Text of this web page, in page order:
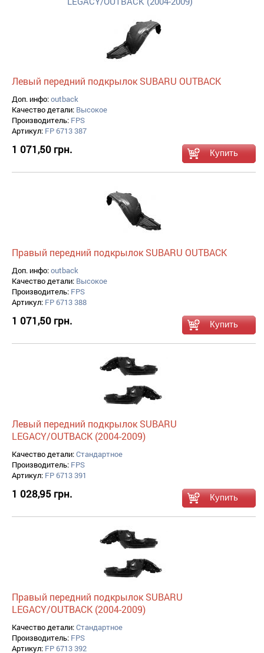
Левый передний подкрылок SUBARU OUTBACK
Доп. инфо:outback
Качество детали: Высокое
Производитель: FPS
Артикул: FP 6713 387
1 071,50 грн.
Правый передний подкрылок SUBARU OUTBACK
Доп. инфо:outback
Качество детали: Высокое
Производитель: FPS
Артикул: FP 6713 388
1 071,50 грн.
Левый передний подкрылок SUBARU
LEGACY/OUTBACK (2004-2009)
Качество детали:Стандартное
Производитель: FPS
Артикул: FP 6713 391
1 028,95 грн.
Правый передний подкрылок SUBARU
LEGACY/OUTBACK (2004-2009)
Качество детали:Стандартное
Производитель: FPS
Артикул: FP 6713 392